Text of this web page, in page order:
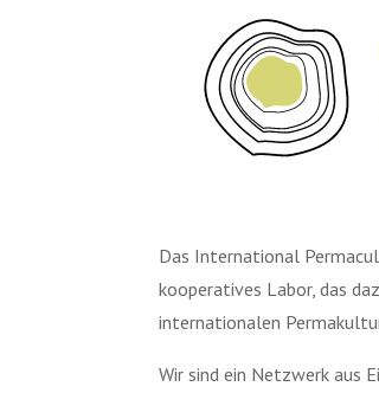
Das International
kooperatives Labor, das
internationalen
Wir sind ein Netzwerk aus